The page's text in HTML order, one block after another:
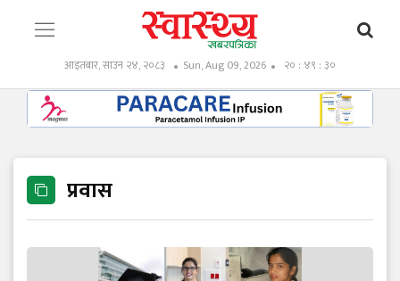
आइतबार, साउन २४, २०८३ Sun, Aug 09, 2026 २० : ४९ : ३०
प्रवास